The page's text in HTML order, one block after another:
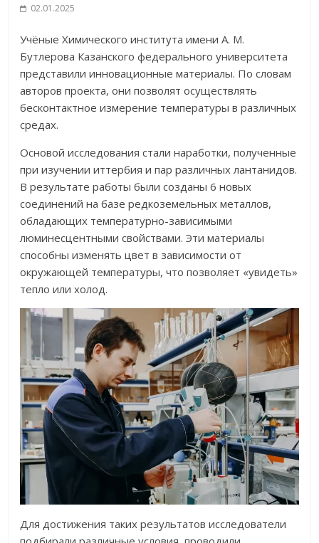
02.01.2025
Учёные Химического института имени А. М.
Бутлерова Казанского федерального университета
представили инновационные материалы. По словам
авторов проекта, они позволят осуществлять
бесконтактное измерение температуры в различных
средах.
Основой исследования стали наработки, полученные
при изучении иттербия и пар различных лантанидов.
В результате работы были созданы 6 новых
соединений на базе редкоземельных металлов,
обладающих температурно-зависимыми
люминесцентными свойствами. Эти материалы
способны изменять цвет в зависимости от
окружающей температуры, что позволяет «увидеть»
тепло или холод.
Для достижения таких результатов исследователи